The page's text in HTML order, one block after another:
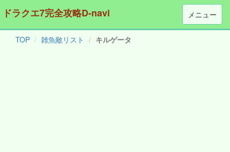
メニュー
ドラクエ7完全攻略D-navi
TOP 雑魚敵リスト キルゲータ